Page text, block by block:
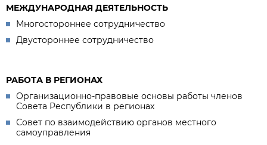
МЕЖДУНАРОДНАЯ ДЕЯТЕЛЬНОСТЬ
Многостороннее сотрудничество
Двустороннее сотрудничество
РАБОТА В РЕГИОНАХ
Организационно-правовые основы работы членов
Совета Республики в регионах
Совет по взаимодействию органов местного
самоуправления